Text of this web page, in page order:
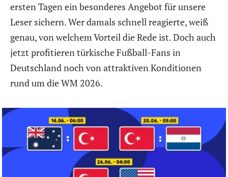
ersten Tagen ein besonderes Angebot für unsere
Leser sichern. Wer damals schnell reagierte, weiß
genau, von welchem Vorteil die Rede ist. Doch auch
jetzt profitieren türkische Fußball-Fans in
Deutschland noch von attraktiven Konditionen
rund um die WM 2026.